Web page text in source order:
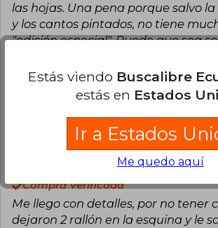
las hojas. Una pena porque salvo
y los cantos pintados, no tiene
"edición especial". Puede que sea
verlo en persona antes de
asegurarse que no pierda color.
Esta opinión es útil 1
Compra Verificada
Me llego con detalles, por no tener
dejaron 2 rallón en la esquina y le
Estás viendo Buscalibre
estás en Estados
Ir a Estados
Me quedo aquí